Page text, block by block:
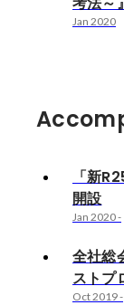
Jan 2020
「新
開設
Jan 2020-
全社総
ストプ
Oct 2019-